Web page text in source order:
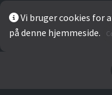
Vi bruger cookies for
på denne hjemmeside.